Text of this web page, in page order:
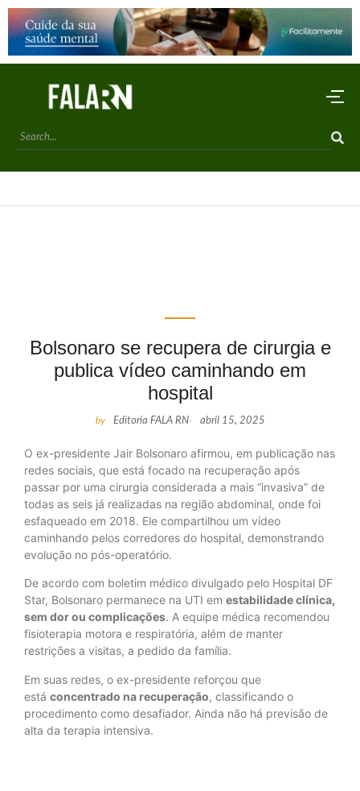
Bolsonaro se recupera de cirurgia e
publica vídeo caminhando em
hospital
by Editoria FALA RN- abril 15, 2025
O ex-presidente Jair Bolsonaro afirmou, em publicação nas
redes sociais, que está focado na recuperação após
passar por uma cirurgia considerada a mais “invasiva” de
todas as seis já realizadas na região abdominal, onde foi
esfaqueado em 2018. Ele compartilhou um vídeo
caminhando pelos corredores do hospital, demonstrando
evolução no pós-operatório.
De acordo com boletim médico divulgado pelo Hospital DF
Star, Bolsonaro permanece na UTI em estabilidade clínica,
sem dor ou complicações. A equipe médica recomendou
fisioterapia motora e respiratória, além de manter
restrições a visitas, a pedido da família.
Em suas redes, o ex-presidente reforçou que
está concentrado na recuperação, classificando o
procedimento como desafiador. Ainda não há previsão de
alta da terapia intensiva.